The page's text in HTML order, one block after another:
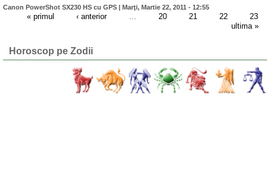
Canon PowerShot SX230 HS cu GPS | Marţi, Martie 22, 2011 - 12:55
« primul ‹ anterior … 20 21 22
23
ultima »
Horoscop pe Zodii